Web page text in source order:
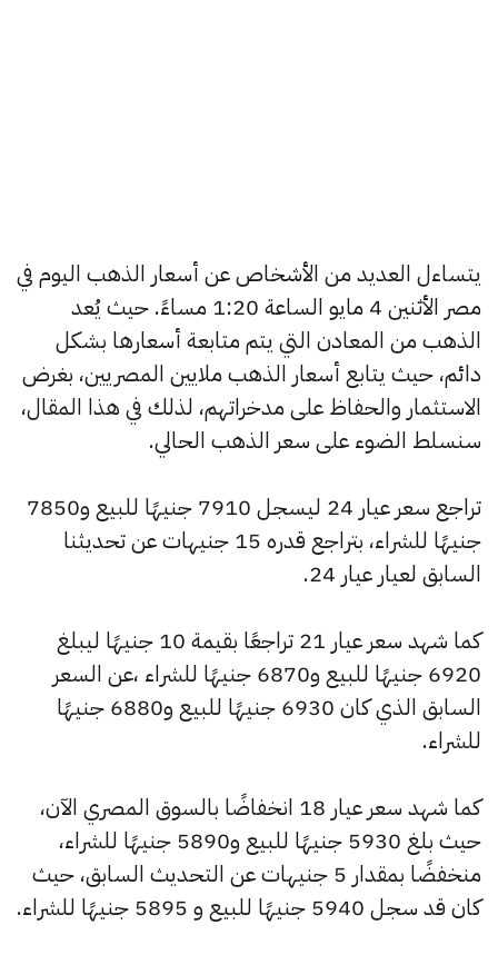
يتساءل العديد من الأشخاص عن أسعار الذهب اليوم في
مصر الأثنين 4 مايو الساعة 1:20 مساءً. حيث يُعد
الذهب من المعادن التي يتم متابعة أسعارها بشكل
دائم، حيث يتابع أسعار الذهب ملايين المصريين، بغرض
الاستثمار والحفاظ على مدخراتهم، لذلك في هذا المقال،
سنسلط الضوء على سعر الذهب الحالي.
تراجع سعر عيار 24 ليسجل 7910 جنيهًا للبيع و7850
جنيهًا للشراء، بتراجع قدره 15 جنيهات عن تحديثنا
السابق لعيار عيار 24.
كما شهد سعر عيار 21 تراجعًا بقيمة 10 جنيهًا ليبلغ
6920 جنيهًا للبيع و6870 جنيهًا للشراء ،عن السعر
السابق الذي كان 6930 جنيهًا للبيع و6880 جنيهًا
للشراء.
كما شهد سعر عيار 18 انخفاضًا بالسوق المصري الآن،
حيث بلغ 5930 جنيهًا للبيع و5890 جنيهًا للشراء،
منخفضًا بمقدار 5 جنيهات عن التحديث السابق، حيث
كان قد سجل 5940 جنيهًا للبيع و 5895 جنيهًا للشراء.